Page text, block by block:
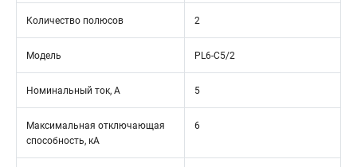
Количество полюсов 2
Модель PL6-C5/2
Номинальный ток, А 5
Максимальная отключающая
способность, кА
6